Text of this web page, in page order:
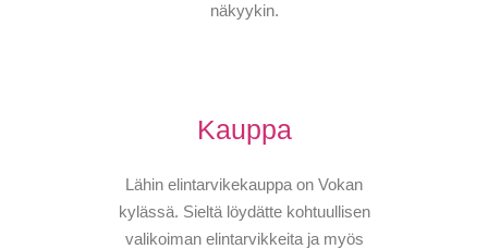
näkyykin.
Kauppa
Lähin elintarvikekauppa on Vokan
kylässä. Sieltä löydätte kohtuullisen
valikoiman elintarvikkeita ja myös